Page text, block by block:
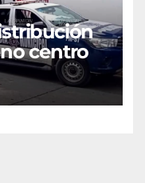
centro